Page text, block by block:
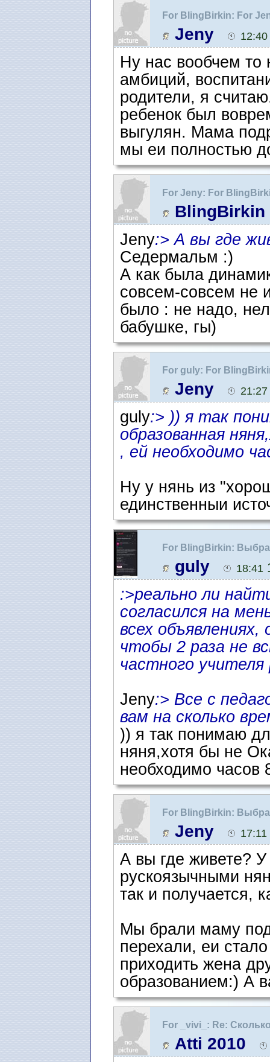
For BlingBirkin: For
Jeny 12:40
Ну нас вообчем то
амбиций,
родители, я
ребенок был
выгулян. Мама
мы еи полностью
For Jeny: For
BlingBirkin
Jeny:> А вы где
Седермальм :)
А как была
совсем-совсем не
было : не надо,
бабушке, гы)
For guly: For
Jeny 21:27
guly:> )) я так
образованная
, ей необходимо
Ну у нянь из
единственныи
For BlingBirkin:
guly 18:41
:>реально ли
согласился на
всех объявлениях,
чтобы 2 раза не
частного учителя
Jeny:> Все с
вам на сколько
)) я так понимаю
няня,хотя бы не
необходимо часов
For BlingBirkin:
Jeny 17:11
А вы где живете?
рускоязычными
так и получается,
Мы брали маму
перехали, еи
приходить жена
образованием:) А
For _vivi_: Re:
Atti 2010